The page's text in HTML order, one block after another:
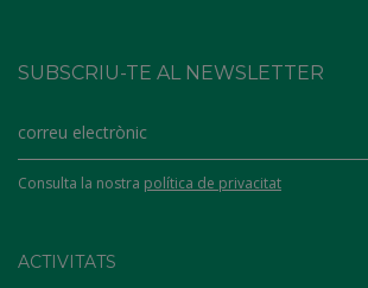
SUBSCRIU-TE AL NEWSLETTER
Consulta la nostra política de privacitat
ACTIVITATS